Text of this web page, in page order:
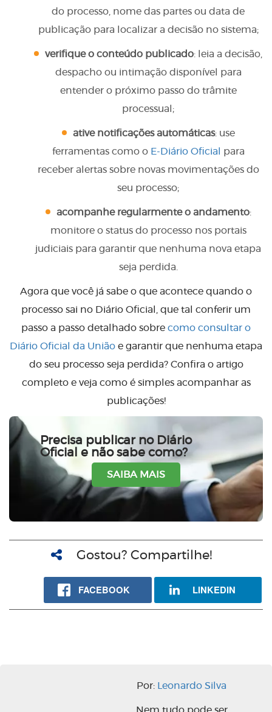
do processo, nome das partes ou data de
publicação para localizar a decisão no sistema;
verifique o conteúdo publicado: leia a decisão,
despacho ou intimação disponível para
entender o próximo passo do trâmite
processual;
ative notificações automáticas: use
ferramentas como o E-Diário Oficial
para
receber alertas sobre novas movimentações do
seu processo;
acompanhe regularmente o andamento:
monitore o status do processo nos portais
judiciais para garantir que nenhuma nova etapa
seja perdida.
Agora que você já sabe o que acontece quando o
processo sai no Diário Oficial, que tal conferir um
passo a passo detalhado sobre como consultar o
Diário Oficial da União e garantir que nenhuma etapa
do seu processo seja perdida? Confira o artigo
completo e veja como é simples acompanhar as
publicações!
Precisa publicar no Diário
Oficial e não sabe como?
SAIBA MAIS
Gostou? Compartilhe!
FACEBOOK LINKEDIN
Por: Leonardo Silva